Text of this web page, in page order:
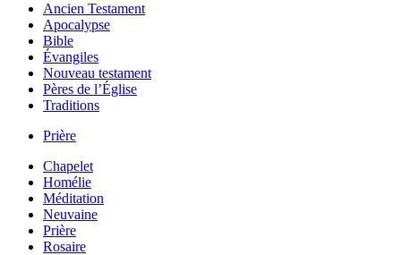
Ancien Testament
Apocalypse
Bible
Évangiles
Nouveau testament
Pères de l’Église
Traditions
Prière
Chapelet
Homélie
Méditation
Neuvaine
Prière
Rosaire